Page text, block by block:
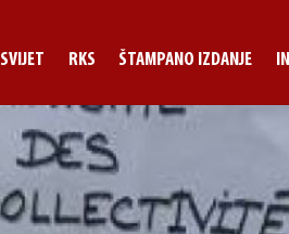
SVIJET RKS ŠTAMPANO IZDANJE